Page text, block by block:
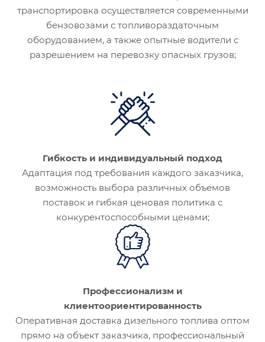
транспортировка осуществляется современными
бензовозами с топливораздаточным
оборудованием, а также опытные водители с
разрешением на перевозку опасных грузов;
Гибкость и индивидуальный подход
Адаптация под требования каждого заказчика,
возможность выбора различных объемов
поставок и гибкая ценовая политика с
конкурентоспособными ценами;
Профессионализм и
клиентоориентированность
Оперативная доставка дизельного топлива оптом
прямо на объект заказчика, профессиональный